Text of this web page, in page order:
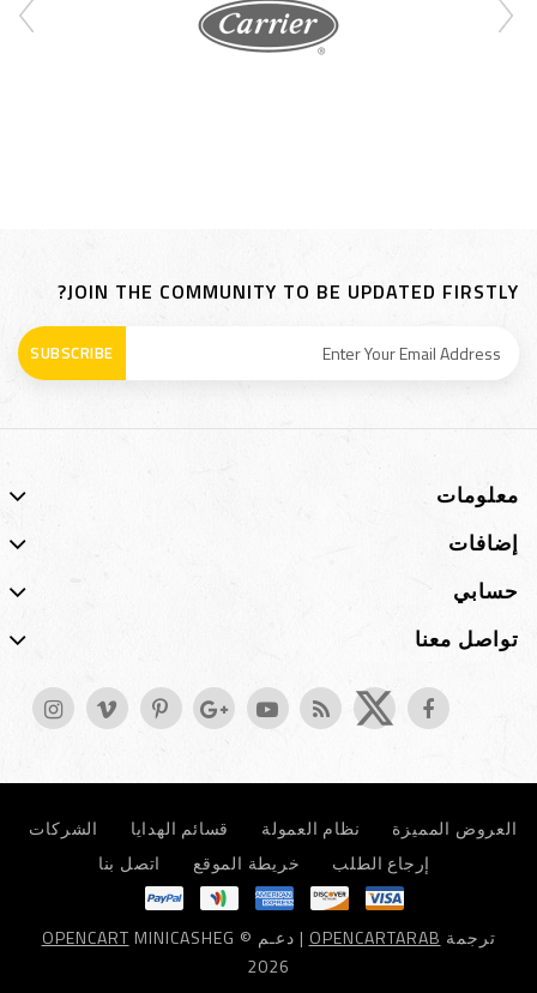
JOIN THE COMMUNITY TO BE UPDATED FIRSTLY?
SUBSCRIBE
معلومات
إضافات
حسابي
تواصل معنا
العروض المميزة نظام العمولة قسائم الهدايا
الشركات
إرجاع الطلب
خريطة الموقع اتصل بنا
ترجمة OPENCARTARAB | دعـم OPENCART MINICASHEG ©
2026